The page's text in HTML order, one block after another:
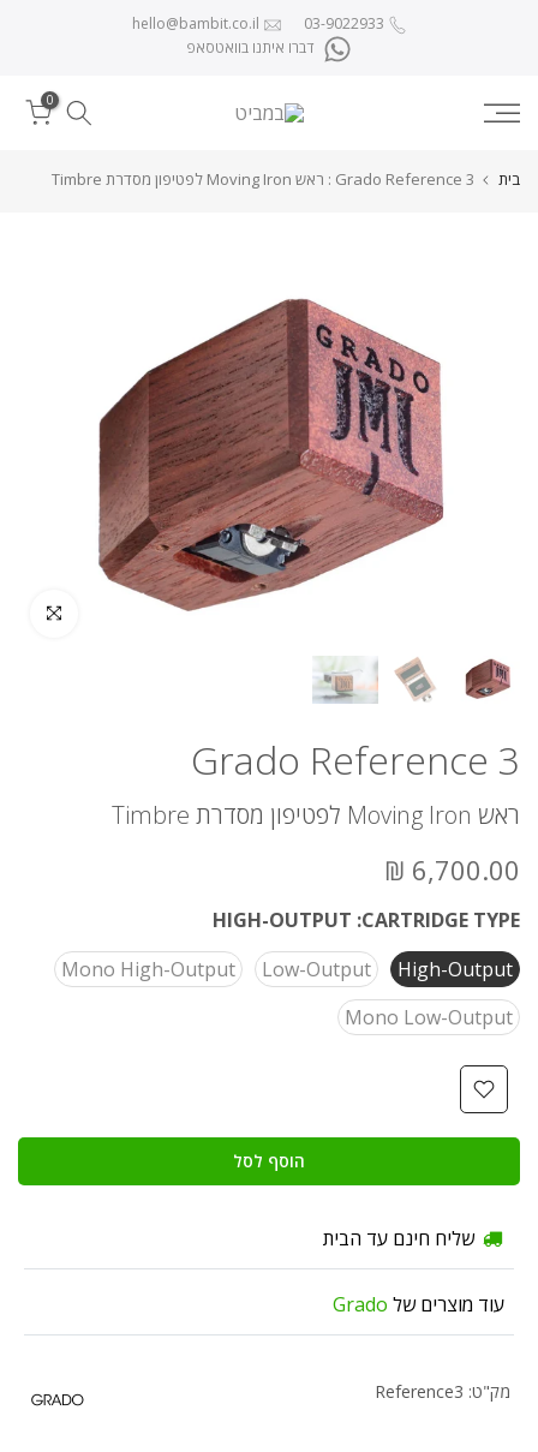
03-9022933
hello@bambit.co.il
דברו איתנו בוואטסאפ
0
בית Grado Reference 3 : ראש Moving Iron לפטיפון מסדרת Timbre
לחץ להגדלה
Grado Reference 3
ראש Moving Iron לפטיפון מסדרת Timbre
6,700.00 ₪
CARTRIDGE TYPE:
HIGH-OUTPUT
High-Output
Low-Output
Mono High-Output
Mono Low-Output
הוסף לסל
שליח חינם עד הבית
עוד מוצרים של Grado
מק"ט: Reference3